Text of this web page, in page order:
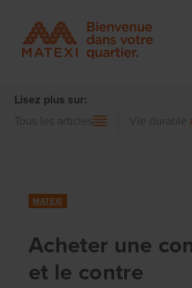
Lisez plus sur:
Tous les articles Vie durable
MATEXI
Acheter une
et le contre